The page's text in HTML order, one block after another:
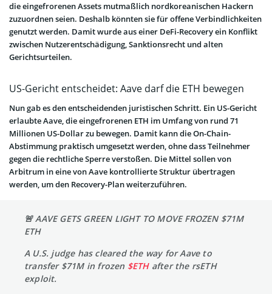
die eingefrorenen Assets mutmaßlich nordkoreanischen Hackern
zuzuordnen seien. Deshalb könnten sie für offene Verbindlichkeiten
genutzt werden. Damit wurde aus einer DeFi-Recovery ein Konflikt
zwischen Nutzerentschädigung, Sanktionsrecht und alten
Gerichtsurteilen.
US-Gericht entscheidet: Aave darf die ETH bewegen
Nun gab es den entscheidenden juristischen Schritt. Ein US-Gericht
erlaubte Aave, die eingefrorenen ETH im Umfang von rund 71
Millionen US-Dollar zu bewegen. Damit kann die On-Chain-
Abstimmung praktisch umgesetzt werden, ohne dass Teilnehmer
gegen die rechtliche Sperre verstoßen. Die Mittel sollen von
Arbitrum in eine von Aave kontrollierte Struktur übertragen
werden, um den Recovery-Plan weiterzuführen.
🚨 AAVE GETS GREEN LIGHT TO MOVE FROZEN $71M
ETH
A U.S. judge has cleared the way for Aave to
transfer $71M in frozen $ETHafter the rsETH
exploit.